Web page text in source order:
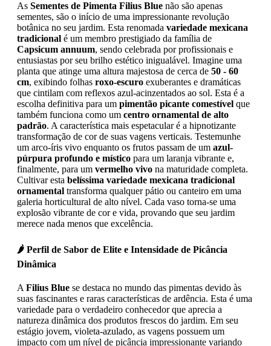
As Sementes de Pimenta Filius Blue não são apenas
sementes, são o início de uma impressionante revolução
botânica no seu jardim. Esta renomada variedade mexicana
tradicional é um membro prestigiado da família de
Capsicum annuum, sendo celebrada por profissionais e
entusiastas por seu brilho estético inigualável. Imagine uma
planta que atinge uma altura majestosa de cerca de 50 - 60
cm, exibindo folhas roxo-escuro exuberantes e dramáticas
que cintilam com reflexos azul-acinzentados ao sol. Esta é a
escolha definitiva para um pimentão picante comestível que
também funciona como um centro ornamental de alto
padrão. A característica mais espetacular é a hipnotizante
transformação de cor de suas vagens verticais. Testemunhe
um arco-íris vivo enquanto os frutos passam de um azul-
púrpura profundo e místico para um laranja vibrante e,
finalmente, para um vermelho vivo na maturidade completa.
Cultivar esta belíssima variedade mexicana tradicional
ornamental transforma qualquer pátio ou canteiro em uma
galeria horticultural de alto nível. Cada vaso torna-se uma
explosão vibrante de cor e vida, provando que seu jardim
merece nada menos que excelência.
🌶️ Perfil de Sabor de Elite e Intensidade de Picância
Dinâmica
A Filius Blue se destaca no mundo das pimentas devido às
suas fascinantes e raras características de ardência. Esta é uma
variedade para o verdadeiro conhecedor que aprecia a
natureza dinâmica dos produtos frescos do jardim. Em seu
estágio jovem, violeta-azulado, as vagens possuem um
impacto com um nível de picância impressionante variando